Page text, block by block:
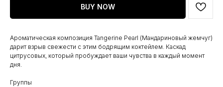
BUY NOW
Ароматическая композиция Tangerine Pearl (Мандариновый жемчуг)
дарит взрыв свежести с этим бодрящим коктейлем. Каскад
цитрусовых, который пробуждает ваши чувства в каждый момент
дня.
Группы